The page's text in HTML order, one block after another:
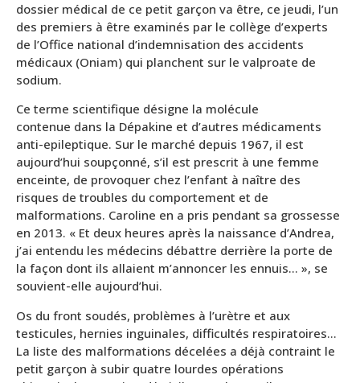
dossier médical de ce petit garçon va être, ce jeudi, l’un
des premiers à être examinés par le collège d’experts
de l’Office national d’indemnisation des accidents
médicaux (Oniam) qui planchent sur le valproate de
sodium.
Ce terme scientifique désigne la molécule
contenue dans la Dépakine et d’autres médicaments
anti-epileptique. Sur le marché depuis 1967, il est
aujourd’hui soupçonné, s’il est prescrit à une femme
enceinte, de provoquer chez l’enfant à naître des
risques de troubles du comportement et de
malformations. Caroline en a pris pendant sa grossesse
en 2013. « Et deux heures après la naissance d’Andrea,
j’ai entendu les médecins débattre derrière la porte de
la façon dont ils allaient m’annoncer les ennuis… », se
souvient-elle aujourd’hui.
Os du front soudés, problèmes à l’urètre et aux
testicules, hernies inguinales, difficultés respiratoires…
La liste des malformations décelées a déjà contraint le
petit garçon à subir quatre lourdes opérations